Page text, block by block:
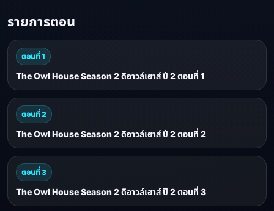
รายการตอน
ตอนที่ 1
The Owl House Season 2 ดิอาวล์เฮาส์ ปี 2 ตอนที่ 1
ตอนที่ 2
The Owl House Season 2 ดิอาวล์เฮาส์ ปี 2 ตอนที่ 2
ตอนที่ 3
The Owl House Season 2 ดิอาวล์เฮาส์ ปี 2 ตอนที่ 3